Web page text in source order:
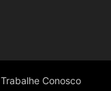
Trabalhe Conosco